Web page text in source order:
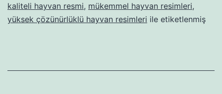
kaliteli hayvan resmi, mükemmel hayvan resimleri,
yüksek çözünürlüklü hayvan resimleri ile etiketlenmiş